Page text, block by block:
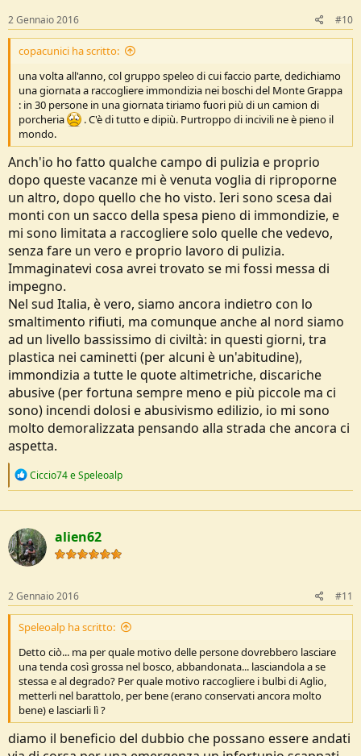
s
:
2 Gennaio 2016 #10
copacunici ha scritto:
una volta all'anno, col gruppo speleo di cui faccio parte, dedichiamo
una giornata a raccogliere immondizia nei boschi del Monte Grappa
: in 30 persone in una giornata tiriamo fuori più di un camion di
porcheria
. C'è di tutto e dipiù. Purtroppo di incivili ne è pieno il
mondo.
Anch'io ho fatto qualche campo di pulizia e proprio
dopo queste vacanze mi è venuta voglia di riproporne
un altro, dopo quello che ho visto. Ieri sono scesa dai
monti con un sacco della spesa pieno di immondizie, e
mi sono limitata a raccogliere solo quelle che vedevo,
senza fare un vero e proprio lavoro di pulizia.
Immaginatevi cosa avrei trovato se mi fossi messa di
impegno.
Nel sud Italia, è vero, siamo ancora indietro con lo
smaltimento rifiuti, ma comunque anche al nord siamo
ad un livello bassissimo di civiltà: in questi giorni, tra
plastica nei caminetti (per alcuni è un'abitudine),
immondizia a tutte le quote altimetriche, discariche
abusive (per fortuna sempre meno e più piccole ma ci
sono) incendi dolosi e abusivismo edilizio, io mi sono
molto demoralizzata pensando alla strada che ancora ci
aspetta.
R
c
t
i
o
n
Ciccio74eSpeleoalp
alien62
2 Gennaio 2016 #11
Speleoalp ha scritto:
Detto ciò... ma per quale motivo delle persone dovrebbero lasciare
una tenda così grossa nel bosco, abbandonata... lasciandola a se
stessa e al degrado? Per quale motivo raccogliere i bulbi di Aglio,
metterli nel barattolo, per bene (erano conservati ancora molto
bene) e lasciarli lì ?
diamo il beneficio del dubbio che possano essere andati